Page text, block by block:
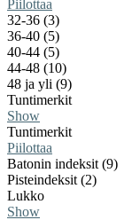
Piilottaa
32-36 (3)
36-40 (5)
40-44 (5)
44-48 (10)
48 ja yli (9)
Tuntimerkit
Show
Tuntimerkit
Piilottaa
Batonin indeksit (9)
Pisteindeksit (2)
Lukko
Show